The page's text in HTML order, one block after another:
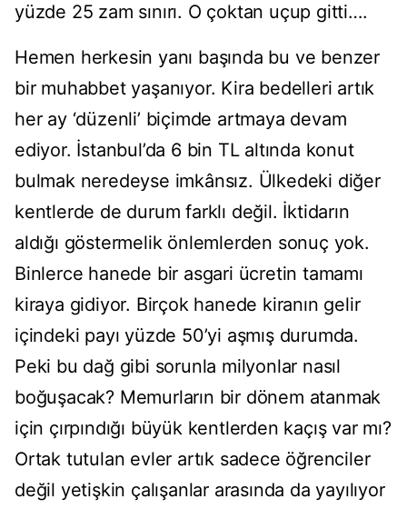
yüzde 25 zam sınırı. O çoktan uçup gitti….
Hemen herkesin yanı başında bu ve benzer
bir muhabbet yaşanıyor. Kira bedelleri artık
her ay ‘düzenli’ biçimde artmaya devam
ediyor. İstanbul’da 6 bin TL altında konut
bulmak neredeyse imkânsız. Ülkedeki diğer
kentlerde de durum farklı değil. İktidarın
aldığı göstermelik önlemlerden sonuç yok.
Binlerce hanede bir asgari ücretin tamamı
kiraya gidiyor. Birçok hanede kiranın gelir
içindeki payı yüzde 50’yi aşmış durumda.
Peki bu dağ gibi sorunla milyonlar nasıl
boğuşacak? Memurların bir dönem atanmak
için çırpındığı büyük kentlerden kaçış var mı?
Ortak tutulan evler artık sadece öğrenciler
değil yetişkin çalışanlar arasında da yayılıyor